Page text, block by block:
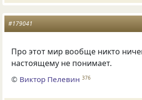
#179041
Про этот мир вообще никто
настоящему не понимает.
© Виктор Пелевин 376